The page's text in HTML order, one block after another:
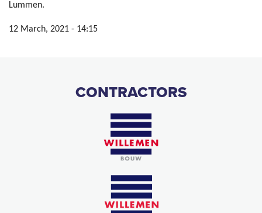
Lummen.
12 March, 2021 - 14:15
CONTRACTORS